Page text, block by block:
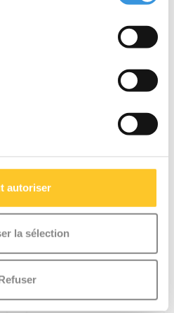
autoriser
la sélection
?